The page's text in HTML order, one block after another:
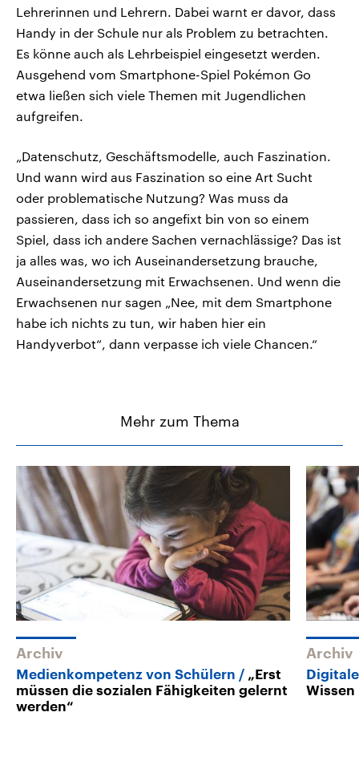
Lehrerinnen und Lehrern. Dabei warnt er davor, dass
Handy in der Schule nur als Problem zu betrachten.
Es könne auch als Lehrbeispiel eingesetzt werden.
Ausgehend vom Smartphone-Spiel Pokémon Go
etwa ließen sich viele Themen mit Jugendlichen
aufgreifen.
„Datenschutz, Geschäftsmodelle, auch Faszination.
Und wann wird aus Faszination so eine Art Sucht
oder problematische Nutzung? Was muss da
passieren, dass ich so angefixt bin von so einem
Spiel, dass ich andere Sachen vernachlässige? Das ist
ja alles was, wo ich Auseinandersetzung brauche,
Auseinandersetzung mit Erwachsenen. Und wenn die
Erwachsenen nur sagen „Nee, mit dem Smartphone
habe ich nichts zu tun, wir haben hier ein
Handyverbot“, dann verpasse ich viele Chancen.“
Mehr zum Thema
Archiv
Medienkompetenz von Schülern
„Erst
müssen die sozialen Fähigkeiten gelernt
werden“
Archiv
Wissen